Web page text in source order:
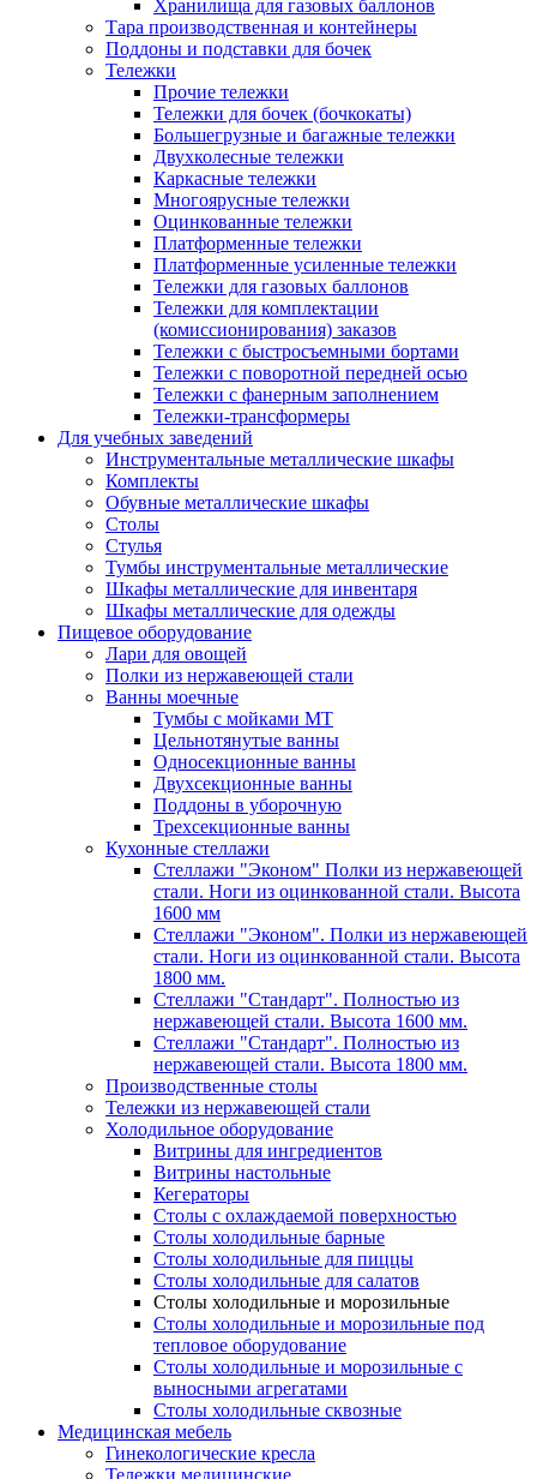
Хранилища для газовых баллонов
Тара производственная и контейнеры
Поддоны и подставки для бочек
Тележки
Прочие тележки
Тележки для бочек (бочкокаты)
Большегрузные и багажные тележки
Двухколесные тележки
Каркасные тележки
Многоярусные тележки
Оцинкованные тележки
Платформенные тележки
Платформенные усиленные тележки
Тележки для газовых баллонов
Тележки для комплектации
(комиссионирования) заказов
Тележки с быстросъемными бортами
Тележки с поворотной передней осью
Тележки с фанерным заполнением
Тележки-трансформеры
Для учебных заведений
Инструментальные металлические шкафы
Комплекты
Обувные металлические шкафы
Столы
Стулья
Тумбы инструментальные металлические
Шкафы металлические для инвентаря
Шкафы металлические для одежды
Пищевое оборудование
Лари для овощей
Полки из нержавеющей стали
Ванны моечные
Тумбы с мойками МТ
Цельнотянутые ванны
Односекционные ванны
Двухсекционные ванны
Поддоны в уборочную
Трехсекционные ванны
Кухонные стеллажи
Стеллажи "Эконом" Полки из нержавеющей
стали. Ноги из оцинкованной стали. Высота
1600 мм
Стеллажи "Эконом". Полки из нержавеющей
стали. Ноги из оцинкованной стали. Высота
1800 мм.
Стеллажи "Стандарт". Полностью из
нержавеющей стали. Высота 1600 мм.
Стеллажи "Стандарт". Полностью из
нержавеющей стали. Высота 1800 мм.
Производственные столы
Тележки из нержавеющей стали
Холодильное оборудование
Витрины для ингредиентов
Витрины настольные
Кегераторы
Столы с охлаждаемой поверхностью
Столы холодильные барные
Столы холодильные для пиццы
Столы холодильные для салатов
Столы холодильные и морозильные
Столы холодильные и морозильные под
тепловое оборудование
Столы холодильные и морозильные с
выносными агрегатами
Столы холодильные сквозные
Медицинская мебель
Гинекологические кресла
Тележки медицинские